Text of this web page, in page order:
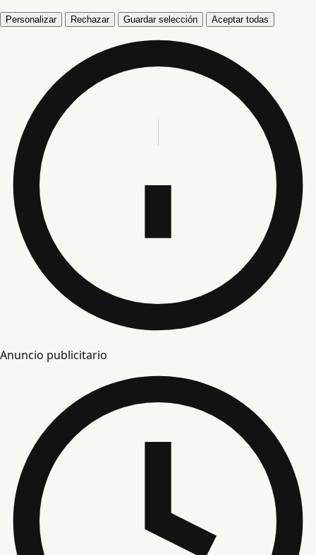
Personalizar Rechazar Guardar selección Aceptar todas
Anuncio publicitario